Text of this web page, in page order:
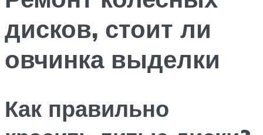
дисков, стоит ли
овчинка выделки
Как правильно